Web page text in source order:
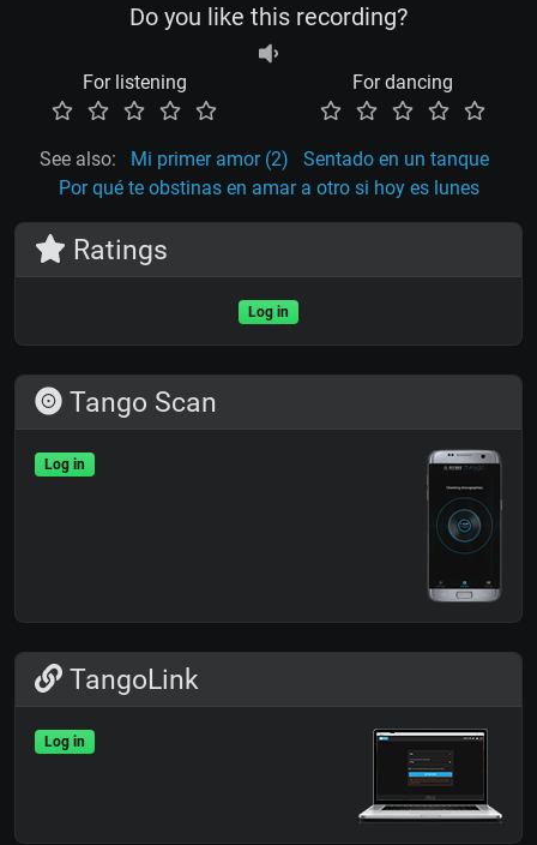
Do you like this recording?
For listening For dancing
See also: Mi primer amor (2)
Sentado en un tanque
Por qué te obstinas en amar a otro si hoy es lunes
Ratings
Log in
Tango Scan
Log in
TangoLink
Log in